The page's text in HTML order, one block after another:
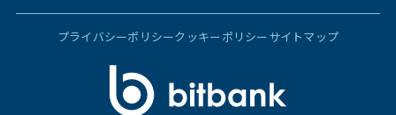
プライバシーポリシークッキーポリシーサイトマップ